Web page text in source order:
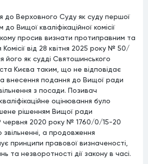
до Верховного Суду як суду першої
до Вищої кваліфікаційної комісії
просив визнати протиправним та
від 28 квітня 2025 року № 50/
його як судді Святошинського
Києва таким, що не відповідає
внесення подання до Вищої ради
з посади. Позивач
оцінювання було
рішенням Вищої ради
червня 2020 року № 1760/0/15-20
а продовження
принципи правової визначеності,
та незворотності дії закону в часі.